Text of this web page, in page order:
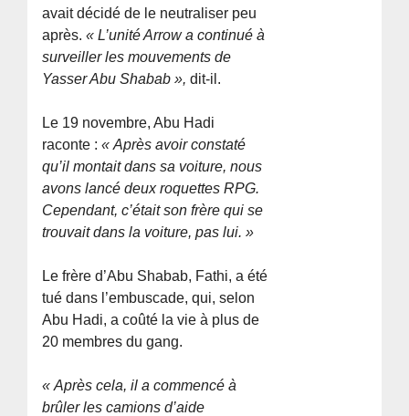
avait décidé de le neutraliser peu
après.« L’unité Arrow a continué à
surveiller les mouvements de
Yasser Abu Shabab »,dit-il.
Le 19 novembre, Abu Hadi
raconte :« Après avoir constaté
qu’il montait dans sa voiture, nous
avons lancé deux roquettes RPG.
Cependant, c’était son frère qui se
trouvait dans la voiture, pas lui. »
Le frère d’Abu Shabab, Fathi, a été
tué dans l’embuscade, qui, selon
Abu Hadi, a coûté la vie à plus de
20 membres du gang.
« Après cela, il a commencé à
brûler les camions d’aide